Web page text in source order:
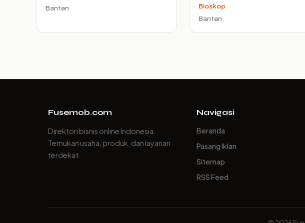
Banten
Bioskop
Banten
Fusemob.com
Direktori bisnis online Indonesia.
Temukan usaha, produk, dan layanan
terdekat.
Navigasi
Beranda
Pasang Iklan
Sitemap
RSS Feed